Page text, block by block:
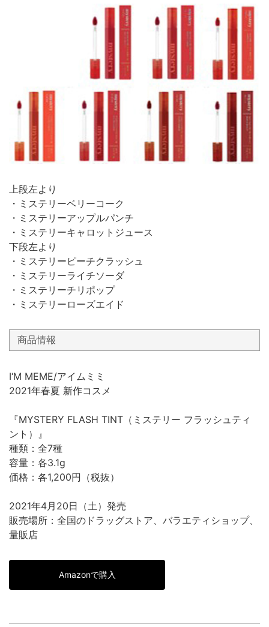
上段左より
・ミステリーベリーコーク
・ミステリーアップルパンチ
・ミステリーキャロットジュース
下段左より
・ミステリーピーチクラッシュ
・ミステリーライチソーダ
・ミステリーチリポップ
・ミステリーローズエイド
商品情報
I‘M MEME/アイムミミ
2021年春夏 新作コスメ
『MYSTERY FLASH TINT（ミステリー フラッシュティ
ント）』
種類：全7種
容量：各3.1g
価格：各1,200円（税抜）
2021年4月20日（土）発売
販売場所：全国のドラッグストア、バラエティショップ、
量販店
Amazonで購入